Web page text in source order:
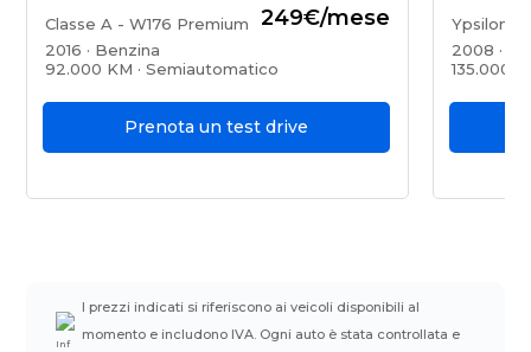
Classe A - W176 Premium 249€/mese
2016 · Benzina
92.000 KM · Semiautomatico
Prenota un test drive
Ypsilon II
2008 ·
135.000
I prezzi indicati si riferiscono ai veicoli disponibili al
momento e includono IVA. Ogni auto è stata controllata e